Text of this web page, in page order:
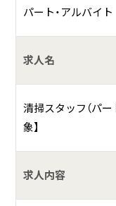
るなど、医療の質の
パート・アルバイト
求人名
清掃スタッフ（パー
象】
求人内容